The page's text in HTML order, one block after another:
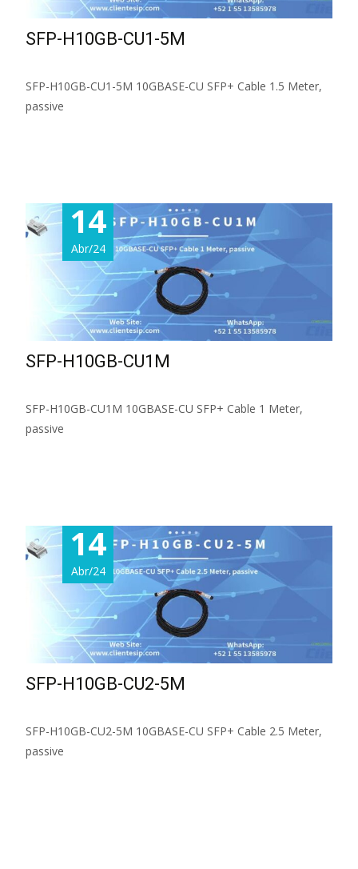
SFP-H10GB-CU1-5M
SFP-H10GB-CU1-5M 10GBASE-CU SFP+ Cable 1.5 Meter,
passive
14
Abr/24
SFP-H10GB-CU1M
SFP-H10GB-CU1M 10GBASE-CU SFP+ Cable 1 Meter,
passive
14
Abr/24
SFP-H10GB-CU2-5M
SFP-H10GB-CU2-5M 10GBASE-CU SFP+ Cable 2.5 Meter,
passive